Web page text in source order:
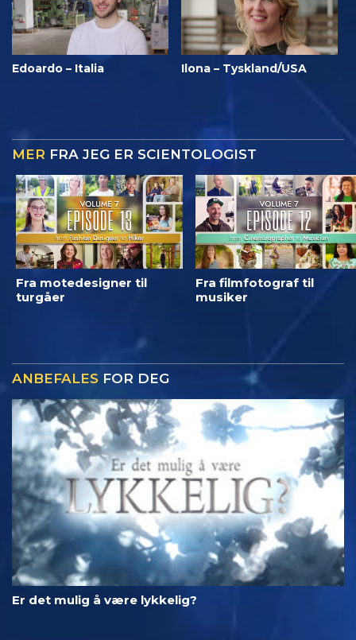
Edoardo – Italia Ilona – Tyskland/USA
MER FRA JEG ER SCIENTOLOGIST
Fra motedesigner til
turgåer
Fra filmfotograf til
musiker
ANBEFALES FOR DEG
Er det mulig å være lykkelig?